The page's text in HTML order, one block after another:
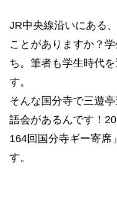
JR中央線沿いにある
ことがありますか？
ち。筆者も学生時代
す。
そんな国分寺で三遊
語会があるんです！
164回国分寺ギー寄席
す。